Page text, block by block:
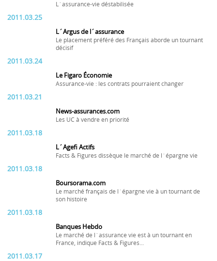
L´assurance-vie déstabilisée
2011.03.25
L´Argus de l´assurance
Le placement préféré des Français aborde un tournant
décisif
2011.03.24
Le Figaro Économie
Assurance-vie : les contrats pourraient changer
2011.03.21
News-assurances.com
Les UC à vendre en priorité
2011.03.18
L´Agefi Actifs
Facts & Figures dissèque le marché de l´épargne vie
2011.03.18
Boursorama.com
Le marché français de l´épargne vie à un tournant de
son histoire
2011.03.18
Banques Hebdo
Le marché de l´assurance vie est à un tournant en
France, indique Facts & Figures...
2011.03.17